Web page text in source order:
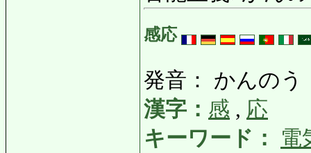
感応
発音： かんのう
漢字： 感 , 応
キーワード：
電